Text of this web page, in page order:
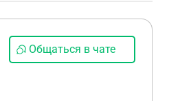
Общаться в чате